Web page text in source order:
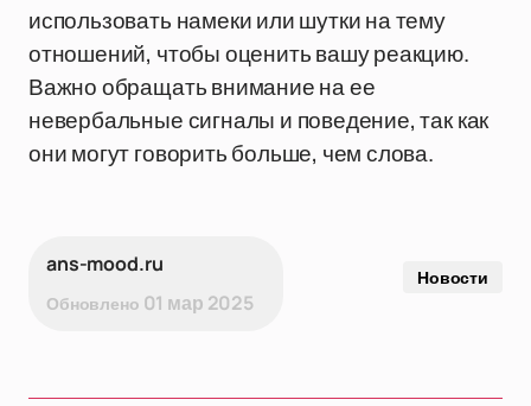
использовать намеки или шутки на тему
отношений, чтобы оценить вашу реакцию.
Важно обращать внимание на ее
невербальные сигналы и поведение, так как
они могут говорить больше, чем слова.
ans-mood.ru
Обновлено 01 мар 2025
Новости